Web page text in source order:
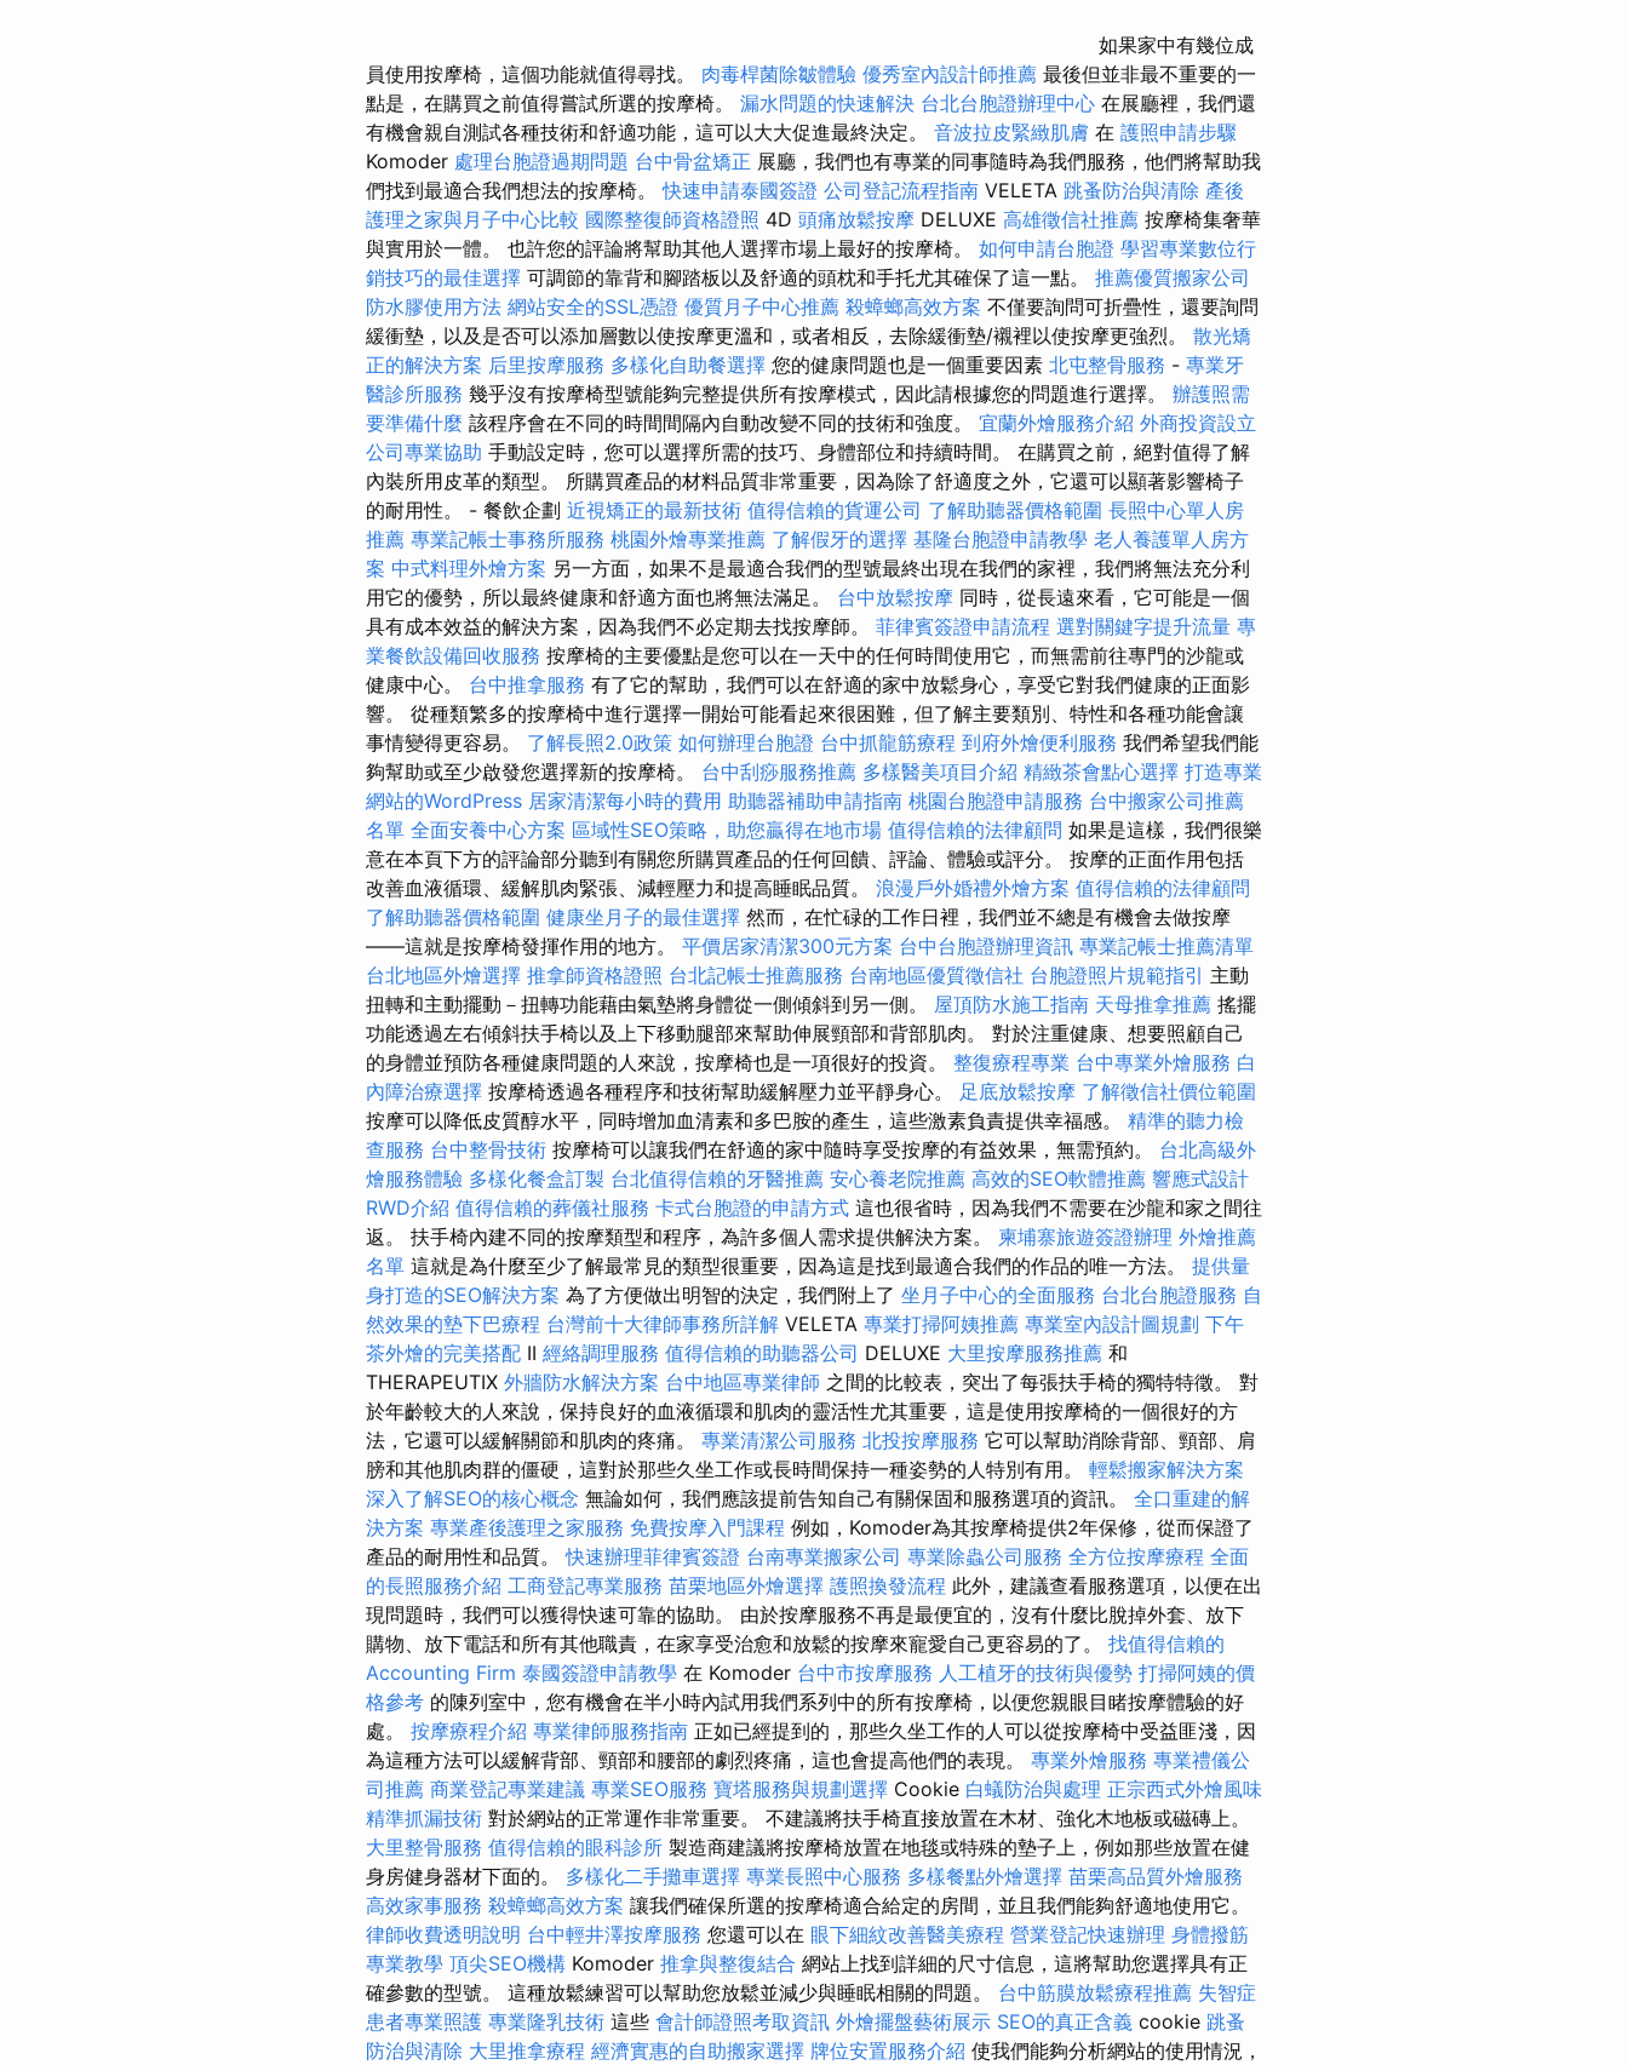
如果家中有幾位成
員使用按摩椅，這個功能就值得尋找。 肉毒桿菌除皺體驗 優秀室內設計師推薦 最後但並非最不重要的一
點是，在購買之前值得嘗試所選的按摩椅。 漏水問題的快速解決 台北台胞證辦理中心 在展廳裡，我們還
有機會親自測試各種技術和舒適功能，這可以大大促進最終決定。 音波拉皮緊緻肌膚 在 護照申請步驟
Komoder 處理台胞證過期問題 台中骨盆矯正 展廳，我們也有專業的同事隨時為我們服務，他們將幫助我
們找到最適合我們想法的按摩椅。快速申請泰國簽證 公司登記流程指南 VELETA 跳蚤防治與清除 產後
護理之家與月子中心比較 國際整復師資格證照 4D 頭痛放鬆按摩 DELUXE 高雄徵信社推薦 按摩椅集奢華
與實用於一體。 也許您的評論將幫助其他人選擇市場上最好的按摩椅。 如何申請台胞證 學習專業數位行
銷技巧的最佳選擇 可調節的靠背和腳踏板以及舒適的頭枕和手托尤其確保了這一點。 推薦優質搬家公司
防水膠使用方法 網站安全的SSL憑證 優質月子中心推薦 殺蟑螂高效方案 不僅要詢問可折疊性，還要詢問
緩衝墊，以及是否可以添加層數以使按摩更溫和，或者相反，去除緩衝墊/襯裡以使按摩更強烈。 散光矯
正的解決方案 后里按摩服務 多樣化自助餐選擇 您的健康問題也是一個重要因素 北屯整骨服務 - 專業牙
醫診所服務 幾乎沒有按摩椅型號能夠完整提供所有按摩模式，因此請根據您的問題進行選擇。 辦護照需
要準備什麼 該程序會在不同的時間間隔內自動改變不同的技術和強度。 宜蘭外燴服務介紹 外商投資設立
公司專業協助 手動設定時，您可以選擇所需的技巧、身體部位和持續時間。 在購買之前，絕對值得了解
內裝所用皮革的類型。 所購買產品的材料品質非常重要，因為除了舒適度之外，它還可以顯著影響椅子
的耐用性。 - 餐飲企劃 近視矯正的最新技術 值得信賴的貨運公司 了解助聽器價格範圍 長照中心單人房
推薦 專業記帳士事務所服務 桃園外燴專業推薦 了解假牙的選擇 基隆台胞證申請教學 老人養護單人房方
案 中式料理外燴方案 另一方面，如果不是最適合我們的型號最終出現在我們的家裡，我們將無法充分利
用它的優勢，所以最終健康和舒適方面也將無法滿足。 台中放鬆按摩 同時，從長遠來看，它可能是一個
具有成本效益的解決方案，因為我們不必定期去找按摩師。 菲律賓簽證申請流程 選對關鍵字提升流量 專
業餐飲設備回收服務 按摩椅的主要優點是您可以在一天中的任何時間使用它，而無需前往專門的沙龍或
健康中心。 台中推拿服務 有了它的幫助，我們可以在舒適的家中放鬆身心，享受它對我們健康的正面影
響。 從種類繁多的按摩椅中進行選擇一開始可能看起來很困難，但了解主要類別、特性和各種功能會讓
事情變得更容易。 了解長照2.0政策 如何辦理台胞證 台中抓龍筋療程 到府外燴便利服務 我們希望我們能
夠幫助或至少啟發您選擇新的按摩椅。 台中刮痧服務推薦 多樣醫美項目介紹 精緻茶會點心選擇 打造專業
網站的WordPress 居家清潔每小時的費用 助聽器補助申請指南 桃園台胞證申請服務 台中搬家公司推薦
名單 全面安養中心方案 區域性SEO策略，助您贏得在地市場 值得信賴的法律顧問 如果是這樣，我們很樂
意在本頁下方的評論部分聽到有關您所購買產品的任何回饋、評論、體驗或評分。 按摩的正面作用包括
改善血液循環、緩解肌肉緊張、減輕壓力和提高睡眠品質。 浪漫戶外婚禮外燴方案 值得信賴的法律顧問
了解助聽器價格範圍 健康坐月子的最佳選擇 然而，在忙碌的工作日裡，我們並不總是有機會去做按摩
——這就是按摩椅發揮作用的地方。 平價居家清潔300元方案 台中台胞證辦理資訊 專業記帳士推薦清單
台北地區外燴選擇 推拿師資格證照 台北記帳士推薦服務 台南地區優質徵信社 台胞證照片規範指引 主動
扭轉和主動擺動－扭轉功能藉由氣墊將身體從一側傾斜到另一側。 屋頂防水施工指南 天母推拿推薦 搖擺
功能透過左右傾斜扶手椅以及上下移動腿部來幫助伸展頸部和背部肌肉。 對於注重健康、想要照顧自己
的身體並預防各種健康問題的人來說，按摩椅也是一項很好的投資。 整復療程專業 台中專業外燴服務 白
內障治療選擇 按摩椅透過各種程序和技術幫助緩解壓力並平靜身心。 足底放鬆按摩 了解徵信社價位範圍
按摩可以降低皮質醇水平，同時增加血清素和多巴胺的產生，這些激素負責提供幸福感。 精準的聽力檢
查服務 台中整骨技術 按摩椅可以讓我們在舒適的家中隨時享受按摩的有益效果，無需預約。 台北高級外
燴服務體驗 多樣化餐盒訂製 台北值得信賴的牙醫推薦 安心養老院推薦 高效的SEO軟體推薦 響應式設計
RWD介紹 值得信賴的葬儀社服務 卡式台胞證的申請方式 這也很省時，因為我們不需要在沙龍和家之間往
返。 扶手椅內建不同的按摩類型和程序，為許多個人需求提供解決方案。 柬埔寨旅遊簽證辦理 外燴推薦
名單 這就是為什麼至少了解最常見的類型很重要，因為這是找到最適合我們的作品的唯一方法。 提供量
身打造的SEO解決方案 為了方便做出明智的決定，我們附上了 坐月子中心的全面服務 台北台胞證服務 自
然效果的墊下巴療程 台灣前十大律師事務所詳解 VELETA 專業打掃阿姨推薦 專業室內設計圖規劃 下午
茶外燴的完美搭配 II 經絡調理服務 值得信賴的助聽器公司 DELUXE 大里按摩服務推薦 和
THERAPEUTIX 外牆防水解決方案 台中地區專業律師 之間的比較表，突出了每張扶手椅的獨特特徵。 對
於年齡較大的人來說，保持良好的血液循環和肌肉的靈活性尤其重要，這是使用按摩椅的一個很好的方
法，它還可以緩解關節和肌肉的疼痛。 專業清潔公司服務 北投按摩服務 它可以幫助消除背部、頸部、肩
膀和其他肌肉群的僵硬，這對於那些久坐工作或長時間保持一種姿勢的人特別有用。 輕鬆搬家解決方案
深入了解SEO的核心概念 無論如何，我們應該提前告知自己有關保固和服務選項的資訊。 全口重建的解
決方案 專業產後護理之家服務 免費按摩入門課程 例如，Komoder為其按摩椅提供2年保修，從而保證了
產品的耐用性和品質。快速辦理菲律賓簽證 台南專業搬家公司 專業除蟲公司服務 全方位按摩療程 全面
的長照服務介紹 工商登記專業服務 苗栗地區外燴選擇 護照換發流程 此外，建議查看服務選項，以便在出
現問題時，我們可以獲得快速可靠的協助。 由於按摩服務不再是最便宜的，沒有什麼比脫掉外套、放下
購物、放下電話和所有其他職責，在家享受治愈和放鬆的按摩來寵愛自己更容易的了。 找值得信賴的
Accounting Firm 泰國簽證申請教學 在 Komoder 台中市按摩服務 人工植牙的技術與優勢 打掃阿姨的價
格參考 的陳列室中，您有機會在半小時內試用我們系列中的所有按摩椅，以便您親眼目睹按摩體驗的好
處。 按摩療程介紹 專業律師服務指南 正如已經提到的，那些久坐工作的人可以從按摩椅中受益匪淺，因
為這種方法可以緩解背部、頸部和腰部的劇烈疼痛，這也會提高他們的表現。 專業外燴服務 專業禮儀公
司推薦 商業登記專業建議 專業SEO服務 寶塔服務與規劃選擇 Cookie 白蟻防治與處理 正宗西式外燴風味
精準抓漏技術 對於網站的正常運作非常重要。 不建議將扶手椅直接放置在木材、強化木地板或磁磚上。
大里整骨服務 值得信賴的眼科診所 製造商建議將按摩椅放置在地毯或特殊的墊子上，例如那些放置在健
身房健身器材下面的。 多樣化二手攤車選擇 專業長照中心服務 多樣餐點外燴選擇 苗栗高品質外燴服務
高效家事服務 殺蟑螂高效方案 讓我們確保所選的按摩椅適合給定的房間，並且我們能夠舒適地使用它。
律師收費透明說明 台中輕井澤按摩服務 您還可以在 眼下細紋改善醫美療程 營業登記快速辦理 身體撥筋
專業教學 頂尖SEO機構 Komoder 推拿與整復結合 網站上找到詳細的尺寸信息，這將幫助您選擇具有正
確參數的型號。 這種放鬆練習可以幫助您放鬆並減少與睡眠相關的問題。 台中筋膜放鬆療程推薦 失智症
患者專業照護 專業隆乳技術 這些 會計師證照考取資訊 外燴擺盤藝術展示 SEO的真正含義 cookie 跳蚤
防治與清除 大里推拿療程 經濟實惠的自助搬家選擇 牌位安置服務介紹 使我們能夠分析網站的使用情況，